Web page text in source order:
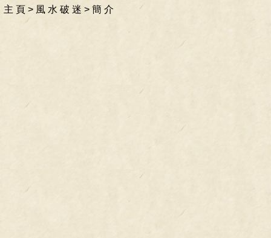
主 頁 > 風 水 破 迷 > 簡 介